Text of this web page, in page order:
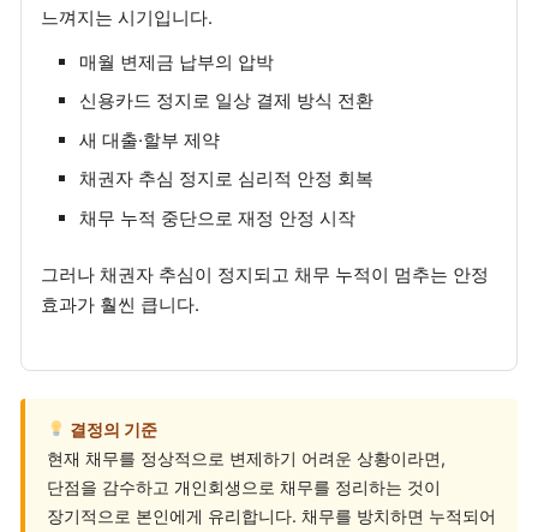
느껴지는 시기입니다.
매월 변제금 납부의 압박
신용카드 정지로 일상 결제 방식 전환
새 대출·할부 제약
채권자 추심 정지로 심리적 안정 회복
채무 누적 중단으로 재정 안정 시작
그러나 채권자 추심이 정지되고 채무 누적이 멈추는 안정
효과가 훨씬 큽니다.
결정의 기준
현재 채무를 정상적으로 변제하기 어려운 상황이라면,
단점을 감수하고 개인회생으로 채무를 정리하는 것이
장기적으로 본인에게 유리합니다. 채무를 방치하면 누적되어